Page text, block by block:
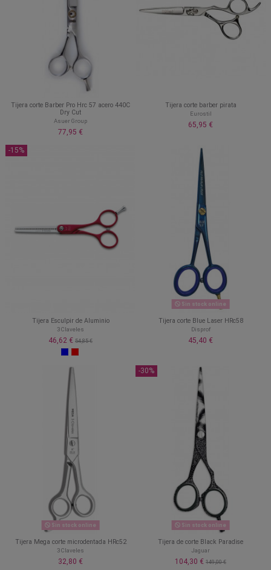
Tijera corte Barber Pro Hrc 57 acero 440C
Dry Cut
Asuer Group
77,95 €
Tijera corte barber pirata
Eurostil
65,95 €
-15%
Tijera Esculpir de Aluminio
3 Claveles
46,62 € 54,85 €
Sin stock online
Tijera corte Blue Laser HRc58
Disprof
45,40 €
Sin stock online
Tijera Mega corte microdentada HRc52
3 Claveles
32,80 €
-30%
Sin stock online
Tijera de corte Black Paradise
Jaguar
104,30 € 149,00 €